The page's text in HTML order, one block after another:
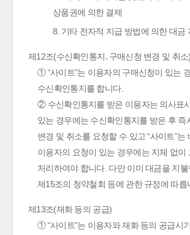
상품권에 의한 결제
8. 기타 전자적 지급 방법에 의한 대금
제12조(수신확인통지․구매신청 변경 및 취소)
① “사이트”는 이용자의 구매신청이 있는
수신확인통지를 합니다.
② 수신확인통지를 받은 이용자는 의사표
있는 경우에는 수신확인통지를 받은 후 즉
변경 및 취소를 요청할 수 있고 “사이트”는
이용자의 요청이 있는 경우에는 지체 없이
처리하여야 합니다. 다만 이미 대금을 지
제15조의 청약철회 등에 관한 규정에 따릅
제13조(재화 등의 공급)
① “사이트”는 이용자와 재화 등의 공급시